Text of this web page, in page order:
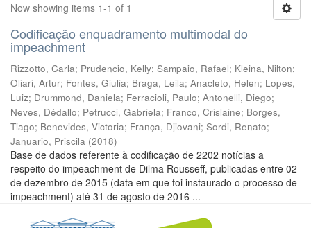
Now showing items 1-1 of 1
Codificação enquadramento multimodal do
impeachment
Rizzotto, Carla; Prudencio, Kelly; Sampaio, Rafael; Kleina, Nilton;
Oliari, Artur; Fontes, Giulia; Braga, Leila; Anacleto, Helen; Lopes,
Luiz; Drummond, Daniela; Ferracioli, Paulo; Antonelli, Diego;
Neves, Dédallo; Petrucci, Gabriela; Franco, Crislaine; Borges,
Tiago; Benevides, Victoria; França, Djiovani; Sordi, Renato;
Januario, Priscila (2018)
Base de dados referente à codificação de 2202 notícias a
respeito do impeachment de Dilma Rousseff, publicadas entre 02
de dezembro de 2015 (data em que foi instaurado o processo de
impeachment) até 31 de agosto de 2016 ...